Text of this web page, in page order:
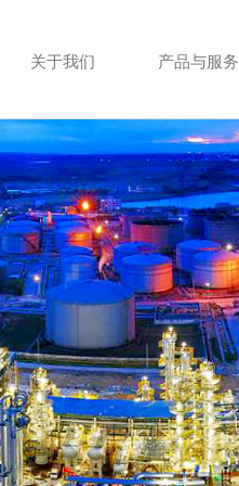
关于我们 产品与服务